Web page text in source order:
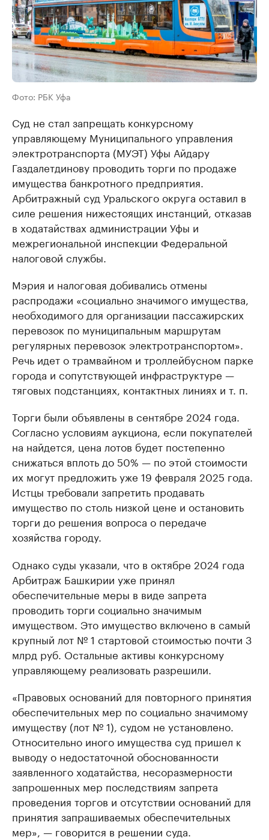
Фото: РБК Уфа
Суд не стал запрещать конкурсному
управляющему Муниципального управления
электротранспорта (МУЭТ) Уфы Айдару
Газдалетдинову проводить торги по продаже
имущества банкротного предприятия.
Арбитражный суд Уральского округа оставил в
силе решения нижестоящих инстанций, отказав
в ходатайствах администрации Уфы и
межрегиональной инспекции Федеральной
налоговой службы.
Мэрия и налоговая добивались отмены
распродажи «социально значимого имущества,
необходимого для организации пассажирских
перевозок по муниципальным маршрутам
регулярных перевозок электротранспортом».
Речь идет о трамвайном и троллейбусном парке
города и сопутствующей инфраструктуре —
тяговых подстанциях, контактных линиях и т. п.
Торги были объявлены в сентябре 2024 года.
Согласно условиям аукциона, если покупателей
на найдется, цена лотов будет постепенно
снижаться вплоть до 50% — по этой стоимости
их могут предложить уже 19 февраля 2025 года.
Истцы требовали запретить продавать
имущество по столь низкой цене и остановить
торги до решения вопроса о передаче
хозяйства городу.
Однако суды указали, что в октябре 2024 года
Арбитраж Башкирии уже принял
обеспечительные меры в виде запрета
проводить торги социально значимым
имуществом. Это имущество включено в самый
крупный лот № 1 стартовой стоимостью почти 3
млрд руб. Остальные активы конкурсному
управляющему реализовать разрешили.
«Правовых оснований для повторного принятия
обеспечительных мер по социально значимому
имуществу (лот № 1), судом не установлено.
Относительно иного имущества суд пришел к
выводу о недостаточной обоснованности
заявленного ходатайства, несоразмерности
запрошенных мер последствиям запрета
проведения торгов и отсутствии оснований для
принятия запрашиваемых обеспечительных
мер», — говорится в решении суда.